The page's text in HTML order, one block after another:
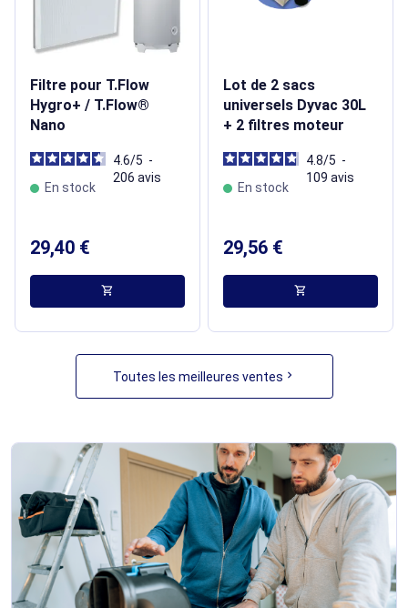
Filtre pour T.Flow
Hygro+ / T.Flow®
Nano
4.6/5 -
206 avis
En stock
29,40 €
shopping_cart
Lot de 2 sacs
universels Dyvac 30L
+ 2 filtres moteur
4.8/5 -
109 avis
En stock
29,56 €
shopping_cart
Toutes les meilleures ventes chevron_right